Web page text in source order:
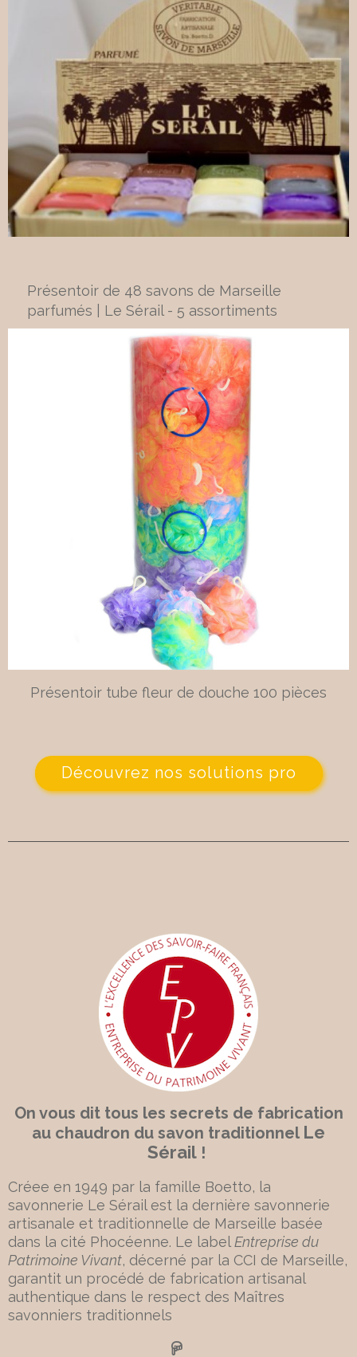
Présentoir de 48 savons de Marseille
parfumés | Le Sérail - 5 assortiments
Présentoir tube fleur de douche 100 pièces
Découvrez nos solutions pro
On vous dit tous les secrets de fabrication
au chaudron du savon traditionnel Le
Sérail !
Créee en 1949 par la famille Boetto, la
savonnerie Le Sérail est la dernière savonnerie
artisanale et traditionnelle de Marseille basée
dans la cité Phocéenne. Le labelEntreprise du
Patrimoine Vivant, décerné par la CCI de Marseille,
garantit un procédé de fabrication artisanal
authentique dans le respect des Maîtres
savonniers traditionnels
